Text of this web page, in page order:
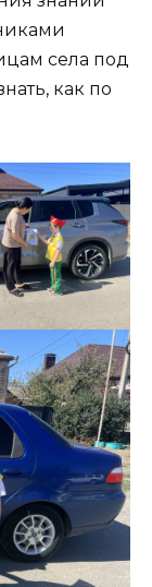
села под
как по